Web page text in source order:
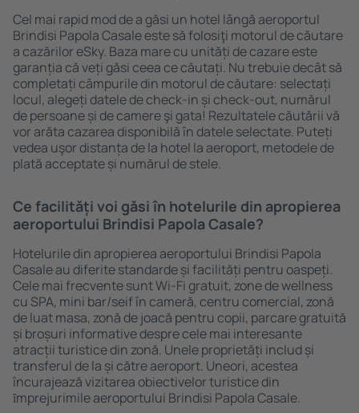
Cel mai rapid mod de a găsi un hotel lângă aeroportul
Brindisi Papola Casale este să folosiţi motorul de căutare
a cazărilor eSky. Baza mare cu unități de cazare este
garanția că veți găsi ceea ce căutați. Nu trebuie decât să
completați câmpurile din motorul de căutare: selectați
locul, alegeți datele de check-in și check-out, numărul
de persoane și de camere şi gata! Rezultatele căutării vă
vor arăta cazarea disponibilă în datele selectate. Puteți
vedea uşor distanța de la hotel la aeroport, metodele de
plată acceptate și numărul de stele.
Ce facilități voi găsi în hotelurile din apropierea
aeroportului Brindisi Papola Casale?
Hotelurile din apropierea aeroportului Brindisi Papola
Casale au diferite standarde și facilități pentru oaspeți.
Cele mai frecvente sunt Wi-Fi gratuit, zone de wellness
cu SPA, mini bar/seif în cameră, centru comercial, zonă
de luat masa, zonă de joacă pentru copii, parcare gratuită
și broșuri informative despre cele mai interesante
atracții turistice din zonă. Unele proprietăți includ și
transferul de la și către aeroport. Uneori, acestea
încurajează vizitarea obiectivelor turistice din
ȋmprejurimile aeroportului Brindisi Papola Casale.